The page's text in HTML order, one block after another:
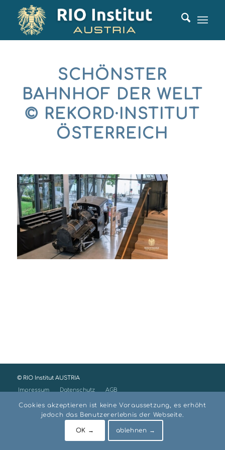
SCHÖNSTER
BAHNHOF DER WELT
© REKORD·INSTITUT
ÖSTERREICH
© RIO Institut AUSTRIA
Impressum
Datenschutz AGB
Cookies akzeptieren ist keine Voraussetzung, es erhöht
jedoch das Benutzererlebnis der Webseite.
OK → ablehnen →